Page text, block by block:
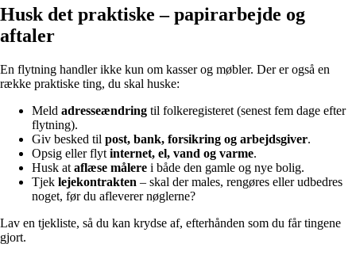
Husk det praktiske – papirarbejde og
aftaler
En flytning handler ikke kun om kasser og møbler. Der er også en
række praktiske ting, du skal huske:
Meld adresseændring til folkeregisteret (senest fem dage efter
flytning).
Giv besked til post, bank, forsikring og arbejdsgiver.
Opsig eller flyt internet, el, vand og varme.
Husk at aflæse målere i både den gamle og nye bolig.
Tjek lejekontrakten – skal der males, rengøres eller udbedres
noget, før du afleverer nøglerne?
Lav en tjekliste, så du kan krydse af, efterhånden som du får tingene
gjort.